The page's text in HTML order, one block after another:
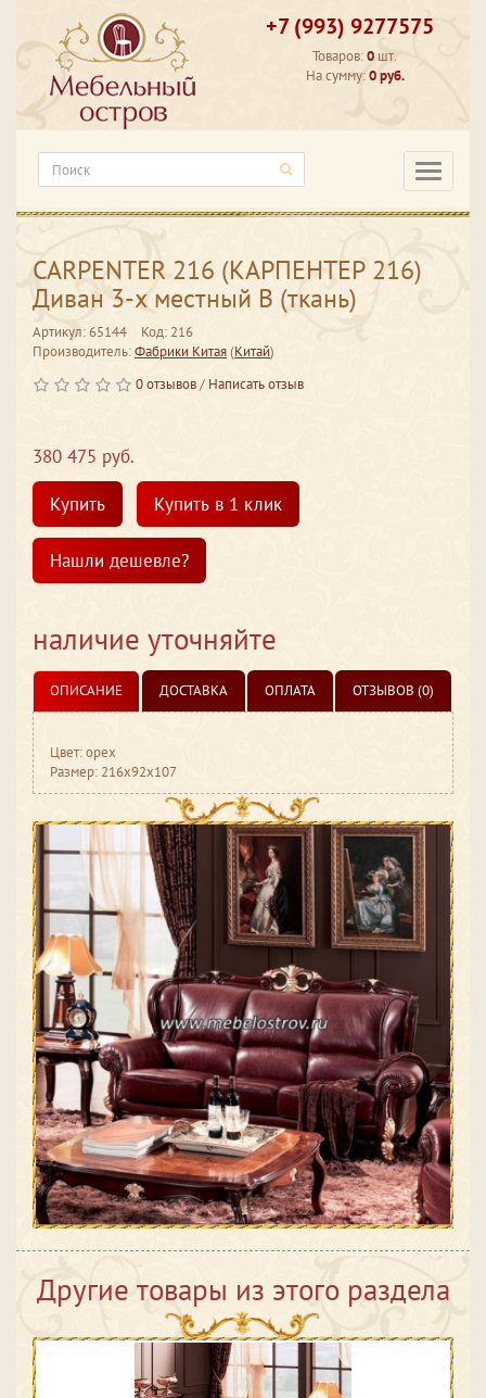
+7 (993) 9277575
Товаров:0 шт.
На сумму:0 руб.
CARPENTER 216 (КАРПЕНТЕР 216)
Диван 3-х местный В (ткань)
Артикул: 65144
Код: 216
Производитель:Фабрики Китая(Китай)
0 отзывов/ Написать отзыв
380 475 руб.
Купить
Купить в 1 клик
Нашли дешевле?
наличие уточняйте
ОПИСАНИЕ ДОСТАВКА ОПЛАТА ОТЗЫВОВ (0)
Цвет: орех
Размер: 216x92x107
Другие товары из этого раздела